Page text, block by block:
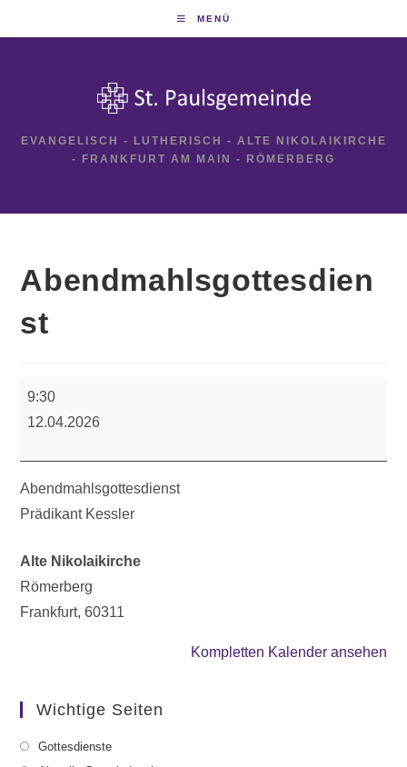
MENÜ
EVANGELISCH - LUTHERISCH - ALTE NIKOLAIKIRCHE
- FRANKFURT AM MAIN - RÖMERBERG
Abendmahlsgottesdien
st
9:30
12.04.2026
Abendmahlsgottesdienst
Prädikant Kessler
Alte Nikolaikirche
Römerberg
Frankfurt,60311
Kompletten Kalender ansehen
Wichtige Seiten
Gottesdienste